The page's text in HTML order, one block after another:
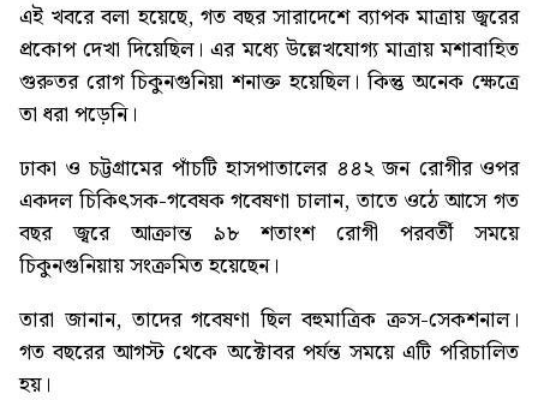
এই খবরে বলা হয়েছে, গত বছর সারাদেশে ব্যাপক মাত্রায় জ্বরের
প্রকোপ দেখা দিয়েছিল। এর মধ্যে উল্লেখযোগ্য মাত্রায় মশাবাহিত
গুরুতর রোগ চিকুনগুনিয়া শনাক্ত হয়েছিল। কিন্তু অনেক ক্ষেত্রে
তা ধরা পড়েনি।
ঢাকা ও চট্টগ্রামের পাঁচটি হাসপাতালের ৪৪২ জন রোগীর ওপর
একদল চিকিৎসক-গবেষক গবেষণা চালান, তাতে ওঠে আসে গত
বছর জ্বরে আক্রান্ত ৯৮ শতাংশ রোগী পরবর্তী সময়ে
চিকুনগুনিয়ায় সংক্রমিত হয়েছেন।
তারা জানান, তাদের গবেষণা ছিল বহুমাত্রিক ক্রস-সেকশনাল।
গত বছরের আগস্ট থেকে অক্টোবর পর্যন্ত সময়ে এটি পরিচালিত
হয়।